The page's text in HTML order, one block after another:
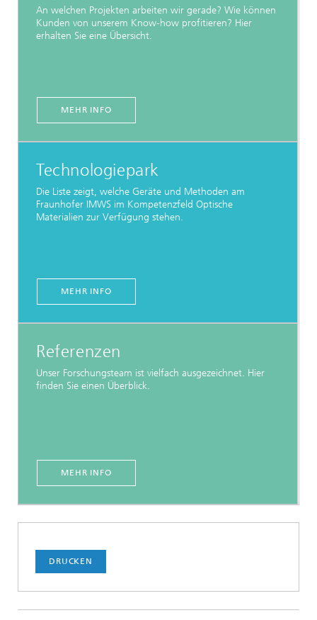
An welchen Projekten arbeiten wir gerade? Wie können
Kunden von unserem Know-how profitieren? Hier
erhalten Sie eine Übersicht.
MEHR INFO
Technologiepark
Die Liste zeigt, welche Geräte und Methoden am
Fraunhofer IMWS im Kompetenzfeld Optische
Materialien zur Verfügung stehen.
MEHR INFO
Referenzen
Unser Forschungsteam ist vielfach ausgezeichnet. Hier
finden Sie einen Überblick.
MEHR INFO
DRUCKEN